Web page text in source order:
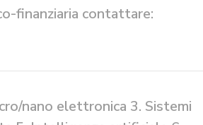
finanziaria contattare:
nano elettronica 3. Sistemi